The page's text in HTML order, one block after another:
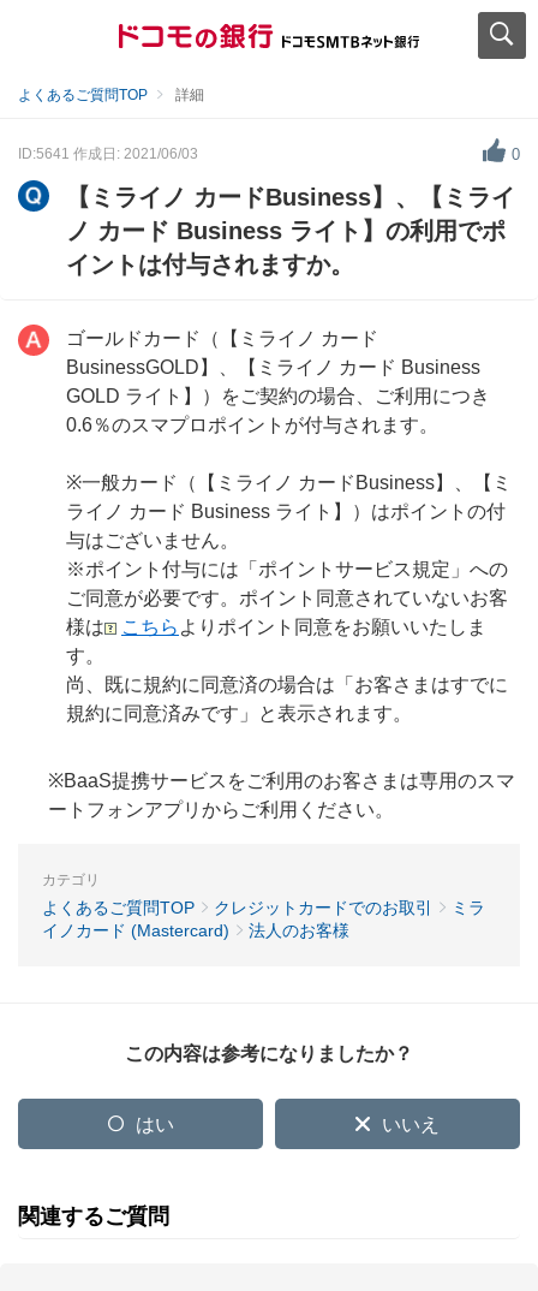
よくあるご質問TOP 詳細
ID:5641 作成日: 2021/06/03 0
【ミライノ カードBusiness】、【ミライ
ノ カード Business ライト】の利用でポ
イントは付与されますか。
ゴールドカード（【ミライノ カード
BusinessGOLD】、【ミライノ カード Business
GOLD ライト】）をご契約の場合、ご利用につき
0.6％のスマプロポイントが付与されます。
※一般カード（【ミライノ カードBusiness】、【ミ
ライノ カード Business ライト】）はポイントの付
与はございません。
※ポイント付与には「ポイントサービス規定」への
ご同意が必要です。ポイント同意されていないお客
様は
こちら よりポイント同意をお願いいたしま
す。
尚、既に規約に同意済の場合は「お客さまはすでに
規約に同意済みです」と表示されます。
※BaaS提携サービスをご利用のお客さまは専用のスマ
ートフォンアプリからご利用ください。
カテゴリ
よくあるご質問TOP クレジットカードでのお取引
ミラ
イノカード (Mastercard)
法人のお客様
この内容は参考になりましたか？
はい いいえ
関連するご質問